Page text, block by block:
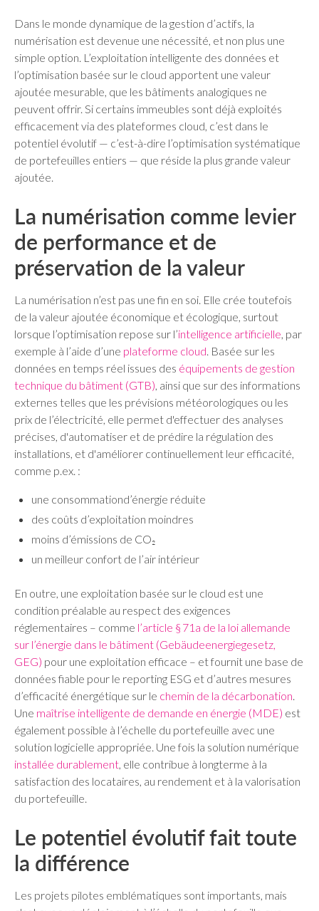
Dans le monde dynamique de la gestion d’actifs, la
numérisation est devenue une nécessité, et non plus une
simple option. L’exploitation intelligente des données et
l’optimisation basée sur le cloud apportent une valeur
ajoutée mesurable, que les bâtiments analogiques ne
peuvent offrir. Si certains immeubles sont déjà exploités
efficacement via des plateformes cloud, c’est dans le
potentiel évolutif — c’est-à-dire l’optimisation systématique
de portefeuilles entiers — que réside la plus grande valeur
ajoutée.
La numérisation comme levier
de performance et de
préservation de la valeur
La numérisation n’est pas une fin en soi. Elle crée toutefois
de la valeur ajoutée économique et écologique, surtout
lorsque l’optimisation repose sur l’intelligence artificielle , par
exemple à l’aide d’une plateforme cloud . Basée sur les
données en temps réel issues des équipements de gestion
technique du bâtiment (GTB) , ainsi que sur des informations
externes telles que les prévisions météorologiques ou les
prix de l’électricité, elle permet d'effectuer des analyses
précises, d'automatiser et de prédire la régulation des
installations, et d'améliorer continuellement leur efficacité,
comme p.ex. :
une consommationd’énergie réduite
des coûts d’exploitation moindres
moins d’émissions de CO₂
un meilleur confort de l’air intérieur
En outre, une exploitation basée sur le cloud est une
condition préalable au respect des exigences
réglementaires – comme l’article § 71a de la loi allemande
sur l’énergie dans le bâtiment (Gebäudeenergiegesetz,
GEG) pour une exploitation efficace – et fournit une base de
données fiable pour le reporting ESG et d’autres mesures
d’efficacité énergétique sur le chemin de la décarbonation
Une maîtrise intelligente de demande en énergie (MDE) est
également possible à l’échelle du portefeuille avec une
solution logicielle appropriée. Une fois la solution numérique
installée durablement , elle contribue à longterme à la
satisfaction des locataires, au rendement et à la valorisation
du portefeuille.
Le potentiel évolutif fait toute
la différence
Les projets pilotes emblématiques sont importants, mais